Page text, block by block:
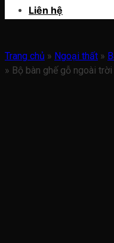
Liên hệ
Trang chủ » Ngoại thất »
» Bộ bàn ghế gỗ ngoài